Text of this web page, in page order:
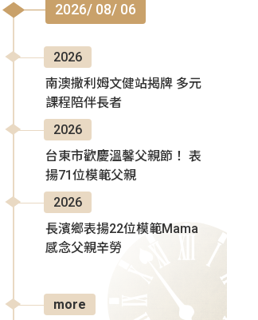
2026/ 08/ 06
2026
南澳撒利姆文健站揭牌 多元
課程陪伴長者
2026
台東市歡慶溫馨父親節！ 表
揚71位模範父親
2026
長濱鄉表揚22位模範Mama
感念父親辛勞
more